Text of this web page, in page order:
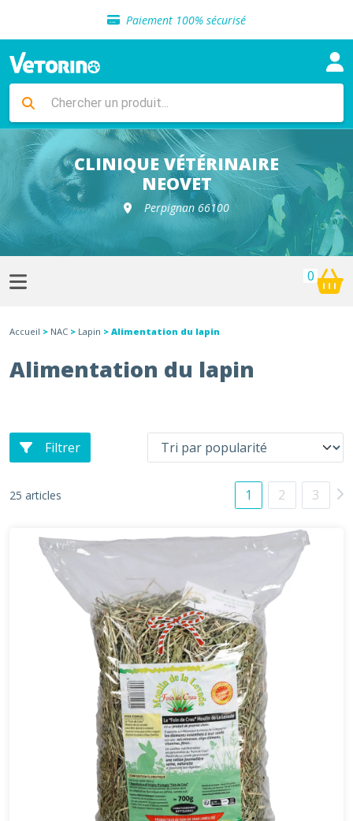
Paiement 100% sécurisé
Livraison gratuite en clinique vétérinaire
Sélection de croquettes vétérinaire
Livraison gratuite en clinique vétérinaire
Retour gratuit en clinique
Sélection de croquettes vétérinaire
CLINIQUE VÉTÉRINAIRE
NEOVET
Perpignan 66100
0
Accueil > NAC > Lapin > Alimentation du lapin
Alimentation du lapin
Filtrer
25 articles 1 2 3